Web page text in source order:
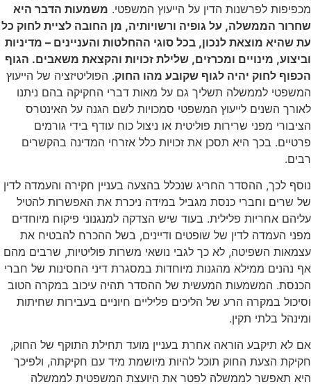
מכפיפות לפרשנות הדין על הייעוץ המשפטי. משמעות הדבר היא
שחרור הממשלה, על גופיה ורשויותיה, מן החובה לציית לחוק כל
עת שהיא מוצאת לנכון, בכל סוגי ההחלטות והעניינים – מדיניות
וביצוע, מינויים ומכרזים, שלילת זכויות והקצאת משאבים. הגוף
הכפוף לחוק יהיה לגוף שקובע מהו החוק. הפוליטיזציה של הייעוץ
המשפטי לממשלה תשליך גם על מאות דברי החקיקה בהם ניתנו
לאורך השנים לייעוץ המשפטי סמכויות לשם הגנה על האינטרס
הציבורי מפני שרירות פוליטית או ניצול כוח עודף בידי גורמים
פרטיים. בכך היא תסכן את זכויות כלל אזרחי המדינה בהקשרים
רבים.
נוסף לכך, ההסדר החריג שנכלל בהצעה בעניין חקירה והעמדה לדין
של שרים וחברי כנסת מגביל במידה ניכרת את האפשרות להטיל
עליהם אחריות פלילית. בעוד שיש הצדקה למנגנוני פיקוח מיוחדים
מפני העמדה לדין של שופטים ודיינים, בשל ההכרח להבטיח את
עצמאות השפיטה, לא כך לגבי נושאי משרות פוליטיות, שרבים מהם
אף נהנים ממילא מהגנות מיוחדות במסגרת דיני החסינות של חברי
הכנסת. המשמעות המעשית של ההסדר תהיה עיכוב במקרה הטוב
וסיכול במקרה הרע של הליכים פליליים חיוניים בעבירות שחיתות
ומינהל בלתי תקין.
אם לא תיקבע הוראה אחרת בעניין מועד תחילת התוקף של החוק,
חקיקת הצעת החוק תוכל להיות מיושמת מיד עם חקיקתה, ולפיכך
היא תאפשר לממשלה לפטר את היועצת המשפטית לממשלה